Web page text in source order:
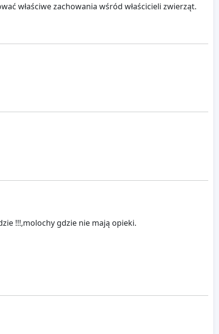
właściwe zachowania wśród właścicieli zwierząt.
!!!,molochy gdzie nie mają opieki.